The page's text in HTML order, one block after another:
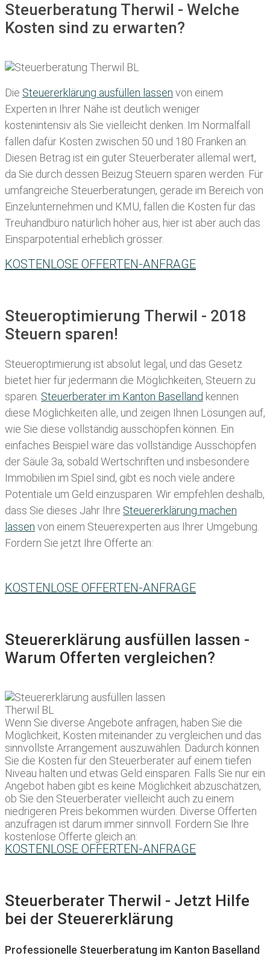
Steuerberatung Therwil - Welche
Kosten sind zu erwarten?
Die Steuererklärung ausfüllen lassen von einem
Experten in Ihrer Nähe ist deutlich weniger
kostenintensiv als Sie vielleicht denken. Im Normalfall
fallen dafür Kosten zwischen 50 und 180 Franken an.
Diesen Betrag ist ein guter Steuerberater allemal wert,
da Sie durch dessen Beizug Steuern sparen werden. Für
umfangreiche Steuerberatungen, gerade im Bereich von
Einzelunternehmen und KMU, fallen die Kosten für das
Treuhandbüro natürlich höher aus, hier ist aber auch das
Einsparpotential erheblich grösser.
KOSTENLOSE OFFERTEN-ANFRAGE
Steueroptimierung Therwil - 2018
Steuern sparen!
Steueroptimierung ist absolut legal, und das Gesetz
bietet hier für jedermann die Möglichkeiten, Steuern zu
sparen. Steuerberater im K anton Baselland kennen
diese Möglichkeiten alle, und zeigen Ihnen Lösungen auf,
wie Sie diese vollständig ausschöpfen können. Ein
einfaches Beispiel wäre das vollständige Ausschöpfen
der Säule 3a, sobald Wertschriften und insbesondere
Immobilien im Spiel sind, gibt es noch viele andere
Potentiale um Geld einzusparen. Wir empfehlen deshalb,
dass Sie dieses Jahr Ihre Steuererklärung machen
lassen von einem Steuerexperten aus Ihrer Umgebung.
Fordern Sie jetzt Ihre Offerte an:
KOSTENLOSE OFFERTEN-ANFRAGE
Steuererklärung ausfüllen lassen -
Warum Offerten vergleichen?
Wenn Sie diverse Angebote anfragen, haben Sie die
Möglichkeit, Kosten miteinander zu vergleichen und das
sinnvollste Arrangement auszuwählen. Dadurch können
Sie die Kosten für den Steuerberater auf einem tiefen
Niveau halten und etwas Geld einsparen. Falls Sie nur ein
Angebot haben gibt es keine Möglichkeit abzuschätzen,
ob Sie den Steuerberater vielleicht auch zu einem
niedrigeren Preis bekommen würden. Diverse Offerten
anzufragen ist darum immer sinnvoll. Fordern Sie Ihre
kostenlose Offerte gleich an:
KOSTENLOSE OFFERTEN-ANFRAGE
Steuerberater Therwil - Jetzt Hilfe
bei der Steuererklärung
Professionelle Steuerberatung im Kanton Baselland